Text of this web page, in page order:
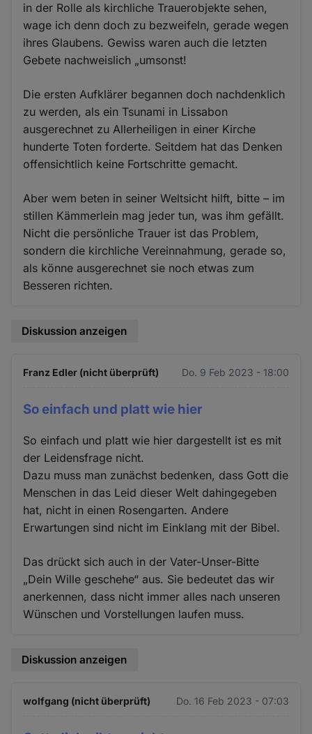
in der Rolle als kirchliche Trauerobjekte sehen,
wage ich denn doch zu bezweifeln, gerade wegen
ihres Glaubens. Gewiss waren auch die letzten
Gebete nachweislich „umsonst!
Die ersten Aufklärer begannen doch nachdenklich
zu werden, als ein Tsunami in Lissabon
ausgerechnet zu Allerheiligen in einer Kirche
hunderte Toten forderte. Seitdem hat das Denken
offensichtlich keine Fortschritte gemacht.
Aber wem beten in seiner Weltsicht hilft, bitte – im
stillen Kämmerlein mag jeder tun, was ihm gefällt.
Nicht die persönliche Trauer ist das Problem,
sondern die kirchliche Vereinnahmung, gerade so,
als könne ausgerechnet sie noch etwas zum
Besseren richten.
Diskussion anzeigen
Franz Edler (nicht überprüft) Do. 9 Feb 2023 - 18:00
So einfach und platt wie hier
So einfach und platt wie hier dargestellt ist es mit
der Leidensfrage nicht.
Dazu muss man zunächst bedenken, dass Gott die
Menschen in das Leid dieser Welt dahingegeben
hat, nicht in einen Rosengarten. Andere
Erwartungen sind nicht im Einklang mit der Bibel.
Das drückt sich auch in der Vater-Unser-Bitte
„Dein Wille geschehe“ aus. Sie bedeutet das wir
anerkennen, dass nicht immer alles nach unseren
Wünschen und Vorstellungen laufen muss.
Diskussion anzeigen
wolfgang (nicht überprüft) Do. 16 Feb 2023 - 07:03